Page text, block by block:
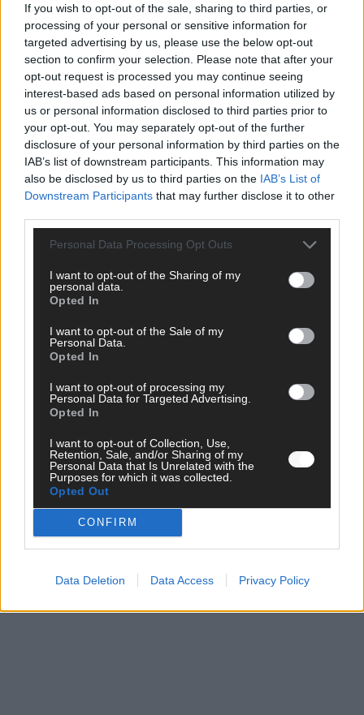
If you wish to opt-out of the sale, sharing to third parties, or
processing of your personal or sensitive information for
targeted advertising by us, please use the below opt-out
section to confirm your selection. Please note that after your
opt-out request is processed you may continue seeing
interest-based ads based on personal information utilized by
us or personal information disclosed to third parties prior to
your opt-out. You may separately opt-out of the further
disclosure of your personal information by third parties on the
IAB’s list of downstream participants. This information may
also be disclosed by us to third parties on the IAB’s List of
Downstream Participants that may further disclose it to other
Personal Data Processing Opt Outs
I want to opt-out of the Sharing of my
personal data.
Opted In
I want to opt-out of the Sale of my
Personal Data.
Opted In
I want to opt-out of processing my
Personal Data for Targeted Advertising.
Opted In
I want to opt-out of Collection, Use,
Retention, Sale, and/or Sharing of my
Personal Data that Is Unrelated with the
Purposes for which it was collected.
Opted Out
CONFIRM
Data Deletion Data Access Privacy Policy
Über Redaktion | FLASH UP 22532 Artikel
Hier schreiben, posten und kuratieren unsere Redakteur alles,
News, Storys und Videos, die ihr auf FLASH UP seht. Ob
brandheiße Nachrichten, coole Tipps, spannende Hintergründe
Wichtigste raus und bringen’s auf den Punkt.
TOP STORIES